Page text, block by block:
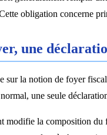
obligation concerne
une
sur la notion de foyer
une seule
modifie la composition